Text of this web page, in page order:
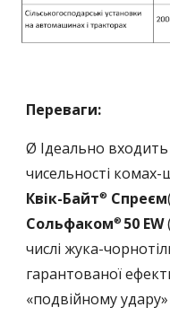
Переваги:
Ø Ідеально
чисельності комах-
Квік-Байт® Спреєм
Сольфаком® 50 EW
числі жука-
гарантованої
«подвійному